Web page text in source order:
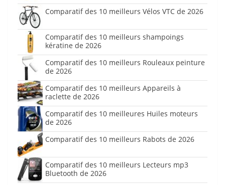
Comparatif des 10 meilleurs Vélos VTC de 2026
Comparatif des 10 meilleurs shampoings
kératine de 2026
Comparatif des 10 meilleurs Rouleaux peinture
de 2026
Comparatif des 10 meilleurs Appareils à
raclette de 2026
Comparatif des 10 meilleures Huiles moteurs
de 2026
Comparatif des 10 meilleurs Rabots de 2026
Comparatif des 10 meilleurs Lecteurs mp3
Bluetooth de 2026